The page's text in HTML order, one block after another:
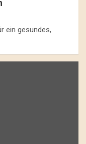
ein gesundes,